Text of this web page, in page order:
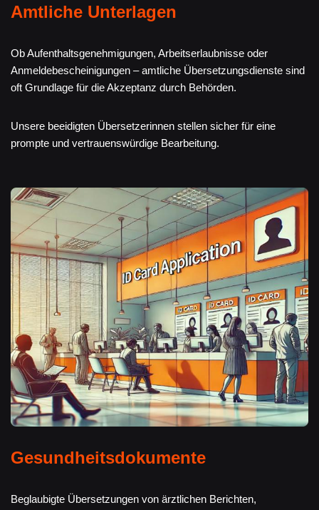
Amtliche Unterlagen
Ob Aufenthaltsgenehmigungen, Arbeitserlaubnisse oder
Anmeldebescheinigungen – amtliche Übersetzungsdienste sind
oft Grundlage für die Akzeptanz durch Behörden.
Unsere beeidigten Übersetzerinnen stellen sicher für eine
prompte und vertrauenswürdige Bearbeitung.
Gesundheitsdokumente
Beglaubigte Übersetzungen von ärztlichen Berichten,